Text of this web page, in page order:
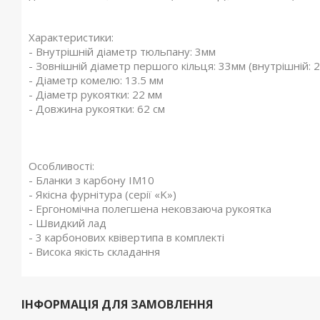
Характеристики:
- Внутрішній діаметр тюльпану: 3мм
- Зовнішній діаметр першого кільця: 33мм (внутрішній:
- Діаметр комелю: 13.5 мм
- Діаметр рукоятки: 22 мм
- Довжина рукоятки: 62 см
Особливості:
- Бланки з карбону IM10
- Якісна фурнітура (серії «K»)
- Ергономічна полегшена нековзаюча рукоятка
- Швидкий лад
- 3 карбонових квівертипа в комплекті
- Висока якість складання
ІНФОРМАЦІЯ ДЛЯ ЗАМОВЛЕННЯ